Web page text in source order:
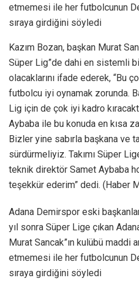
etmemesi ile her futbolcunun
sıraya girdiğini söyledi
Kazım Bozan, başkan Murat
Süper Lig”de dahi en sistemli
olacaklarını ifade ederek, “Bu
futbolcu iyi oynamak zorunda.
Lig için de çok iyi kadro
Aybaba ile bu konuda en kısa
Bizler yine sabırla başkana ve
sürdürmeliyiz. Takımı Süper
teknik direktör Samet Aybaba
teşekkür ederim” dedi. (Haber
Adana Demirspor eski
yıl sonra Süper Lige çıkan
Murat Sancak”ın kulübü maddi
etmemesi ile her futbolcunun
sıraya girdiğini söyledi